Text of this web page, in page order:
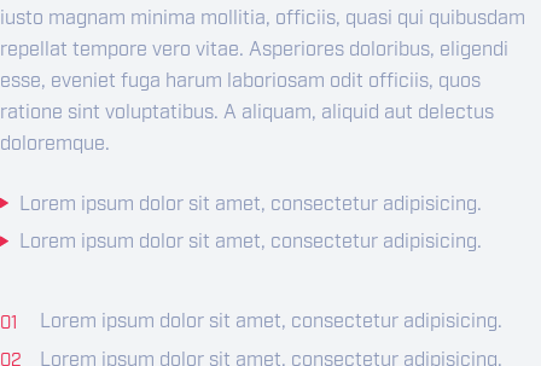
iusto magnam minima mollitia, officiis, quasi qui quibusdam
repellat tempore vero vitae. Asperiores doloribus, eligendi
esse, eveniet fuga harum laboriosam odit officiis, quos
ratione sint voluptatibus. A aliquam, aliquid aut delectus
doloremque.
Lorem ipsum dolor sit amet, consectetur adipisicing.
Lorem ipsum dolor sit amet, consectetur adipisicing.
Lorem ipsum dolor sit amet, consectetur adipisicing.
Lorem ipsum dolor sit amet, consectetur adipisicing.